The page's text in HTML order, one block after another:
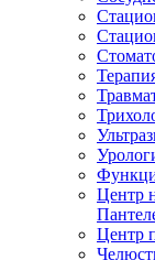
Центр
Центр